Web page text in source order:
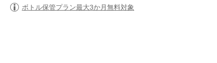
ボトル保管プラン最大3か月無料対象